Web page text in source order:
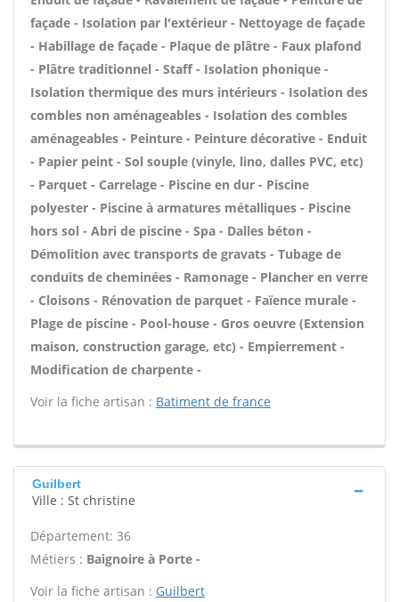
façade - Isolation par l'extérieur - Nettoyage de façade
- Habillage de façade - Plaque de plâtre - Faux plafond
- Plâtre traditionnel - Staff - Isolation phonique -
Isolation thermique des murs intérieurs - Isolation des
combles non aménageables - Isolation des combles
aménageables - Peinture - Peinture décorative - Enduit
- Papier peint - Sol souple (vinyle, lino, dalles PVC, etc)
- Parquet - Carrelage - Piscine en dur - Piscine
polyester - Piscine à armatures métalliques - Piscine
hors sol - Abri de piscine - Spa - Dalles béton -
Démolition avec transports de gravats - Tubage de
conduits de cheminées - Ramonage - Plancher en verre
- Cloisons - Rénovation de parquet - Faïence murale -
Plage de piscine - Pool-house - Gros oeuvre (Extension
maison, construction garage, etc) - Empierrement -
Modification de charpente -
Voir la fiche artisan : Batiment de france
Guilbert
Ville : St christine
Département: 36
Métiers : Baignoire à Porte -
Voir la fiche artisan : Guilbert